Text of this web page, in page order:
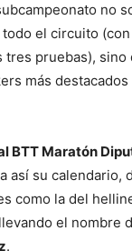
no
el circuito
tres pruebas),
más
BTT Maratón
así su calendario,
como la del
el nombre
.